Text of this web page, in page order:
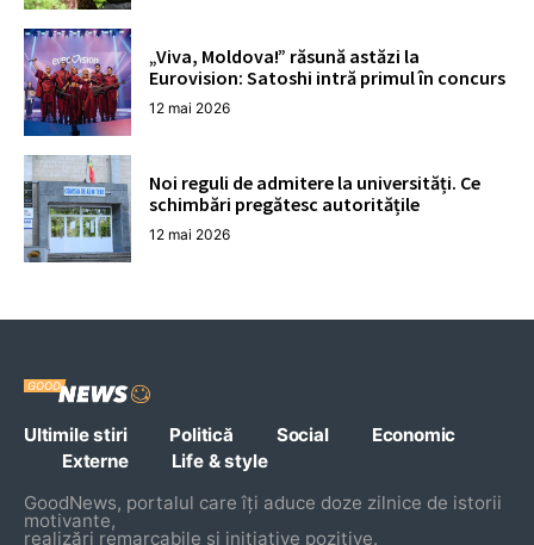
„Viva, Moldova!” răsună astăzi la
Eurovision: Satoshi intră primul în concurs
12 mai 2026
Noi reguli de admitere la universități. Ce
schimbări pregătesc autoritățile
12 mai 2026
Ultimile stiri Politică Social
Economic
Externe
Life & style
GoodNews, portalul care îți aduce doze zilnice de istorii
motivante,
realizări remarcabile și inițiative pozitive.